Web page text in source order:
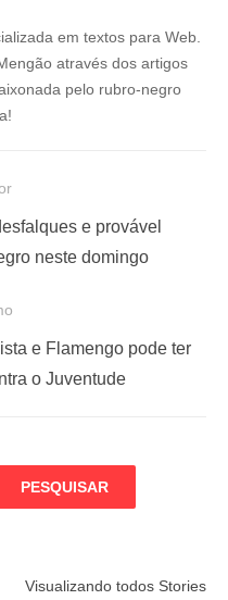
em textos para Web.
através dos artigos
pelo rubro-negro
e provável
neste domingo
e Flamengo pode ter
o Juventude
PESQUISAR
Visualizando todos Stories
quer
Lesão